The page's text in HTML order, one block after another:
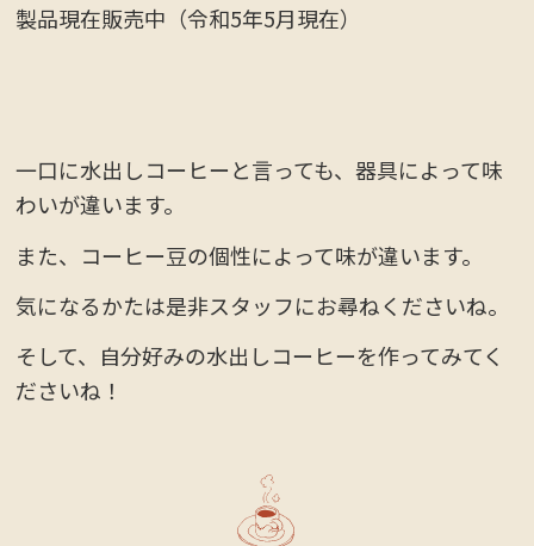
製品現在販売中（令和5年5月現在）
一口に水出しコーヒーと言っても、器具によって味
わいが違います。
また、コーヒー豆の個性によって味が違います。
気になるかたは是非スタッフにお尋ねくださいね。
そして、自分好みの水出しコーヒーを作ってみてく
ださいね！